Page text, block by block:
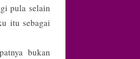
pula selain
itu sebagai
bukan